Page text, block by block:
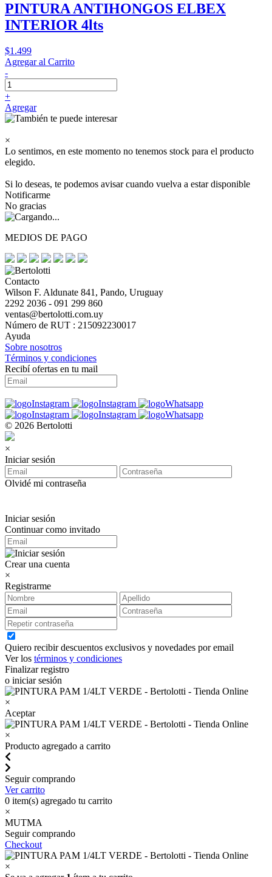
PINTURA ANTIHONGOS ELBEX
INTERIOR 4lts
$1.499
Agregar al Carrito
-
+
Agregar
×
Lo sentimos, en este momento no tenemos stock para el producto
elegido.
Si lo deseas, te podemos avisar cuando vuelva a estar disponible
Notificarme
No gracias
MEDIOS DE PAGO
Contacto
Wilson F. Aldunate 841, Pando, Uruguay
2292 2036 - 091 299 860
ventas@bertolotti.com.uy
Número de RUT : 215092230017
Ayuda
Sobre nosotros
Términos y condiciones
Recibí ofertas en tu mail
© 2026 Bertolotti
×
Iniciar sesión
Olvidé mi contraseña
Iniciar sesión
Continuar como invitado
Crear una cuenta
×
Registrarme
Quiero recibir descuentos exclusivos y novedades por email
Ver los términos y condiciones
Finalizar registro
o iniciar sesión
×
Aceptar
×
Producto agregado a carrito
Seguir comprando
Ver carrito
0 item(s) agregado tu carrito
×
MUTMA
Seguir comprando
Checkout
×